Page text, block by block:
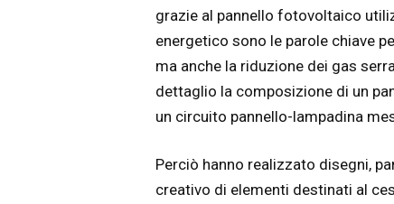
grazie al pannello fotovoltaico
energetico sono le parole chiave
ma anche la riduzione dei gas
dettaglio la composizione di un
un circuito pannello-lampadina
Perciò hanno realizzato disegni,
creativo di elementi destinati al